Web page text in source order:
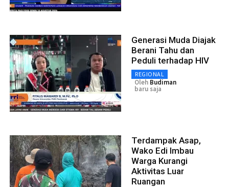
Generasi Muda Diajak
Berani Tahu dan
Peduli terhadap HIV
REGIONAL
Oleh Budiman
baru saja
Terdampak Asap,
Wako Edi Imbau
Warga Kurangi
Aktivitas Luar
Ruangan